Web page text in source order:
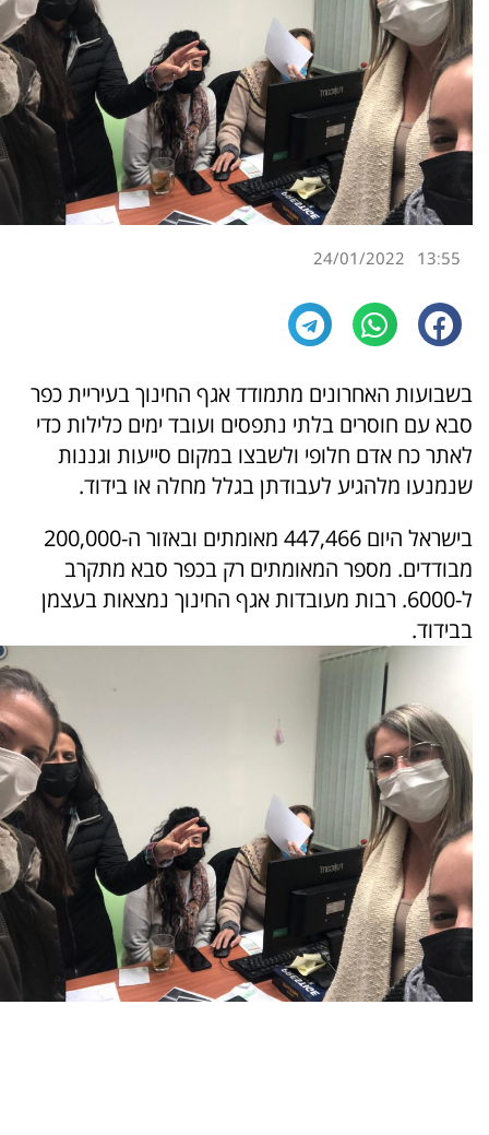
13:55
24/01/2022
בשבועות האחרונים מתמודד אגף החינוך בעיריית כפר
סבא עם חוסרים בלתי נתפסים ועובד ימים כלילות כדי
לאתר כח אדם חלופי ולשבצו במקום סייעות וגננות
שנמנעו מלהגיע לעבודתן בגלל מחלה או בידוד.
בישראל היום 447,466 מאומתים ובאזור ה-200,000
מבודדים. מספר המאומתים רק בכפר סבא מתקרב
ל-6000. רבות מעובדות אגף החינוך נמצאות בעצמן
בבידוד.